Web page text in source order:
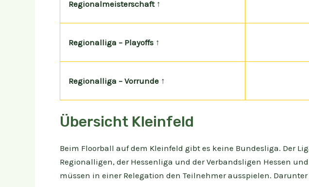
Regionalmeisterschaft ↑
Regionalliga – Playoffs ↑
Regionalliga – Vorrunde ↑
Übersicht Kleinfeld
Beim Floorball auf dem Kleinfeld gibt es keine Bundesliga. Der
Regionalligen, der Hessenliga und der Verbandsligen Hessen
müssen in einer Relegation den Teilnehmer ausspielen.